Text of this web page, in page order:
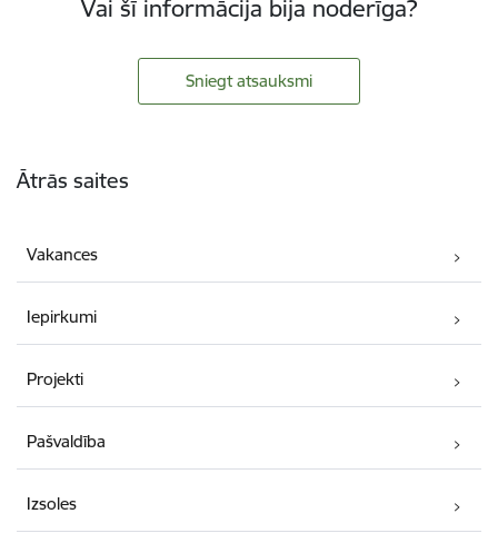
Vai šī informācija bija noderīga?
Sniegt atsauksmi
Ātrās saites
Vakances
Iepirkumi
Projekti
Pašvaldība
Izsoles